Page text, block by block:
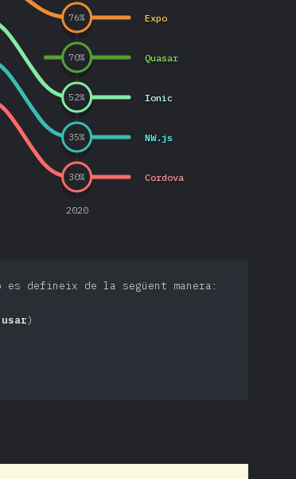
2020
Cordova
Ionic
NW.js
Expo
Quasar
30%
52%
35%
76%
70%
es defineix de la següent manera:
)